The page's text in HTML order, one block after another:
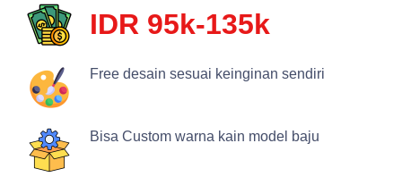
IDR 95k-135k
Free desain sesuai keinginan sendiri
Bisa Custom warna kain model baju